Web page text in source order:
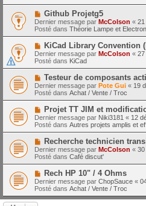
g
e
e
s
s
a
g
e
v
a
u
m
e
s
a
g
e
N
o
u
v
e
a
u
m
e
s
s
a
g
e
Github Projetg5
Dernier message par McColson « 21
Posté dans Théorie Lampe et
N
o
u
v
e
u
m
e
s
a
g
e
KiCad Library Convention
Dernier message par McColson « 27
Posté dans KiCad
N
o
u
v
e
a
u
m
e
s
a
g
e
Testeur de composants
Dernier message par Pote Gui « 19
Posté dans Achat / Vente / Troc
N
o
u
v
e
a
u
m
e
s
a
g
e
Projet TT JIM et
Dernier message par Niki3181 « 12
Posté dans Autres projets amplis et
N
o
u
v
e
a
u
m
e
Recherche technicien
Dernier message par McColson « 30
Posté dans Café discut'
N
o
u
v
e
Rech HP 10" / 4 Ohms
Dernier message par ChopSauce «
Posté dans Achat / Vente / Troc